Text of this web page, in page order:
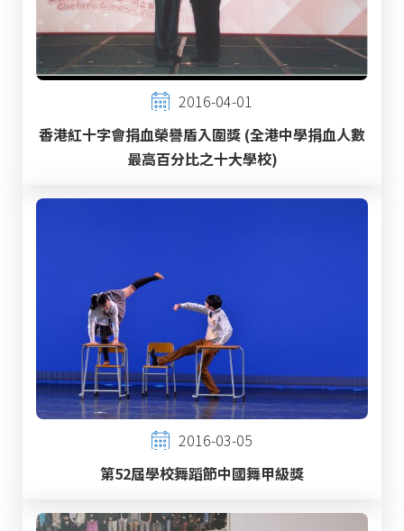
2016-04-01
香港紅十字會捐血榮譽盾入圍獎 (全港中學捐血人數
最高百分比之十大學校)
2016-03-05
第52屆學校舞蹈節中國舞甲級獎